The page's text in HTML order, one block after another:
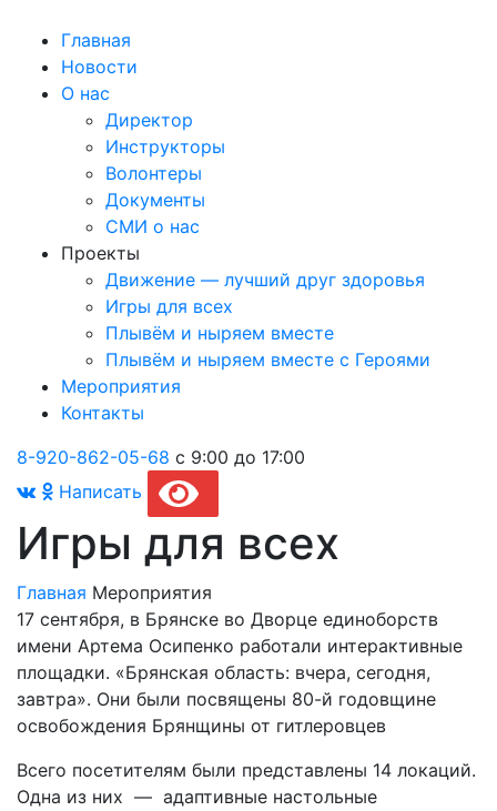
Главная
Новости
О нас
Директор
Инструкторы
Волонтеры
Документы
СМИ о нас
Проекты
Движение — лучший друг здоровья
Игры для всех
Плывём и ныряем вместе
Плывём и ныряем вместе c Героями
Мероприятия
Контакты
8-920-862-05-68 с 9:00 до 17:00
Написать
Игры для всех
Главная Мероприятия
17 сентября, в Брянске во Дворце единоборств
имени Артема Осипенко работали интерактивные
площадки. «Брянская область: вчера, сегодня,
завтра». Они были посвящены 80-й годовщине
освобождения Брянщины от гитлеровцев
Всего посетителям были представлены 14 локаций.
Одна из них — адаптивные настольные